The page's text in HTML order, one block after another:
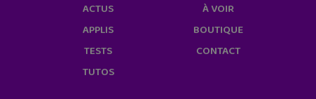
ACTUS
APPLIS
TESTS
TUTOS
À VOIR
BOUTIQUE
CONTACT